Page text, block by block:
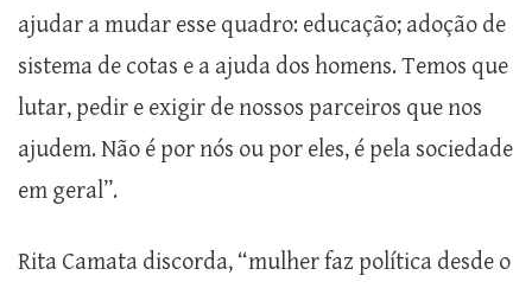
ajudar a mudar esse quadro: educação; adoção de
sistema de cotas e a ajuda dos homens. Temos que
lutar, pedir e exigir de nossos parceiros que nos
ajudem. Não é por nós ou por eles, é pela sociedade
em geral”.
Rita Camata discorda, “mulher faz política desde o